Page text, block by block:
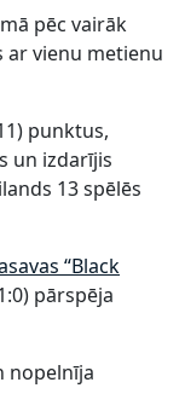
pēc vairāk
ar vienu metienu
punktus,
un izdarījis
13 spēlēs
“Black
pārspēja
nopelnīja